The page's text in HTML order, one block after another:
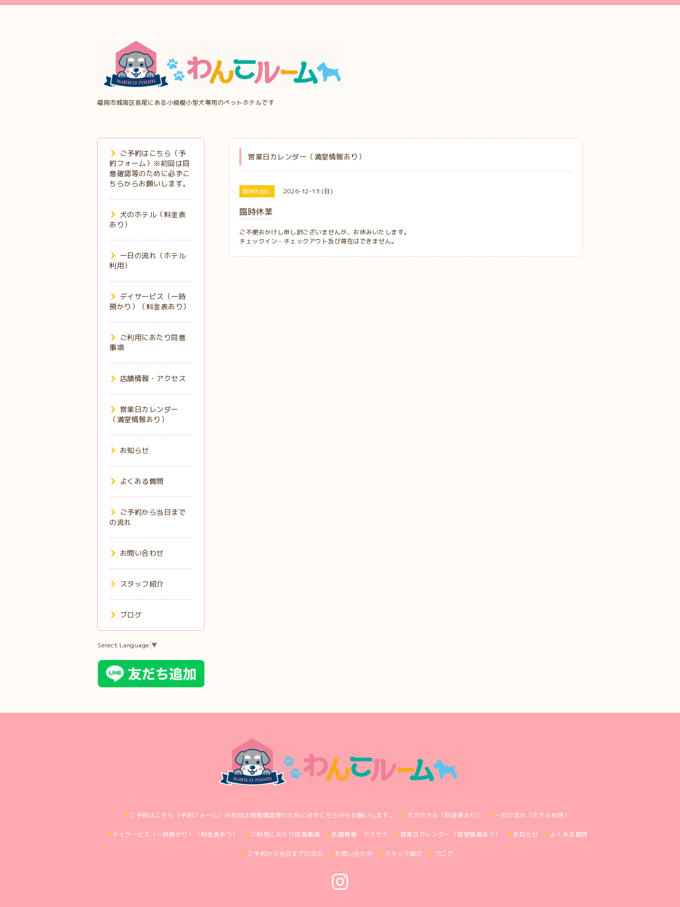
福岡市城南区長尾にある小規模小型犬専用のペットホテルです
営業日カレンダー（満室情報あり）
臨時休店日 2026-12-13 (日)
臨時休業
ご不便おかけし申し訳ございませんが、お休みいたします。
チェックイン・チェックアウト及び滞在はできません。
ご予約はこちら（予
約フォーム）※初回は同
意確認等のために必ずこ
ちらからお願いします。
犬のホテル（料金表
あり）
一日の流れ（ホテル
利用）
デイサービス（一時
預かり）（料金表あり）
ご利用にあたり同意
事項
店舗情報・アクセス
営業日カレンダー
（満室情報あり）
お知らせ
よくある質問
ご予約から当日まで
の流れ
お問い合わせ
スタッフ紹介
ブログ
Select Language ▼
ご予約はこちら（予約フォーム）※初回は同意確認等のために必ずこちらからお願いします。 犬のホテル（料金表あり） 一日の流れ（ホテル利用）
デイサービス（一時預かり）（料金表あり） ご利用にあたり同意事項 店舗情報・アクセス 営業日カレンダー（満室情報あり） お知らせ よくある質問
ご予約から当日までの流れ お問い合わせ スタッフ紹介 ブログ